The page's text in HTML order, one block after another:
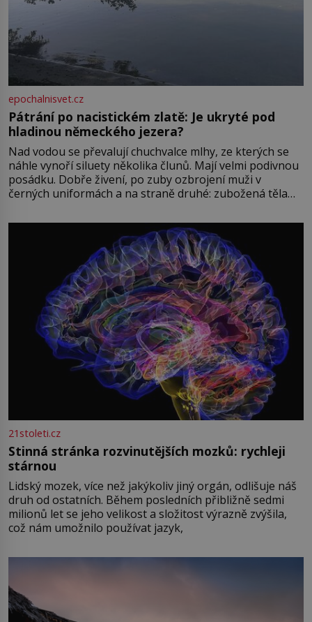
epochalnisvet.cz
Pátrání po nacistickém zlatě: Je ukryté pod
hladinou německého jezera?
Nad vodou se převalují chuchvalce mlhy, ze kterých se
náhle vynoří siluety několika člunů. Mají velmi podivnou
posádku. Dobře živení, po zuby ozbrojení muži v
černých uniformách a na straně druhé: zubožená těla
přízračná scéna znamená? Je jaro roku 1945, druhá
světová válka se chýlí ke konci. Jezero Stolpsee
21stoleti.cz
Stinná stránka rozvinutějších mozků: rychleji
stárnou
Lidský mozek, více než jakýkoliv jiný orgán, odlišuje náš
druh od ostatních. Během posledních přibližně sedmi
milionů let se jeho velikost a složitost výrazně zvýšila,
což nám umožnilo používat jazyk,